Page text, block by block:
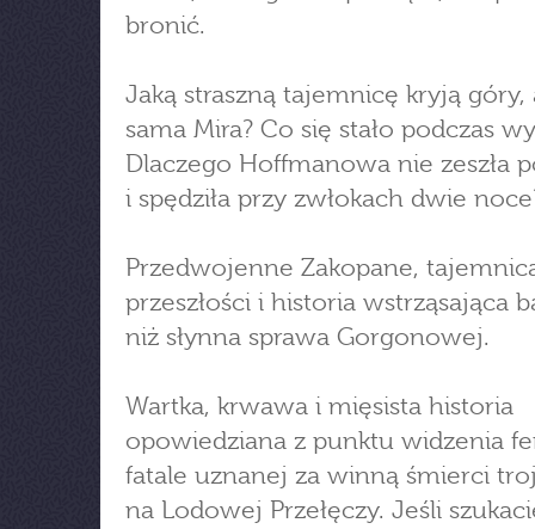
bronić.
Jaką straszną tajemnicę kryją góry,
sama Mira? Co się stało podczas
Dlaczego Hoffmanowa nie zeszła
i spędziła przy zwłokach dwie
Przedwojenne Zakopane,
przeszłości i historia wstrząsająca
niż słynna sprawa Gorgonowej.
Wartka, krwawa i mięsista historia
opowiedziana z punktu widzenia
fatale uznanej za winną śmierci
na Lodowej Przełęczy. Jeśli